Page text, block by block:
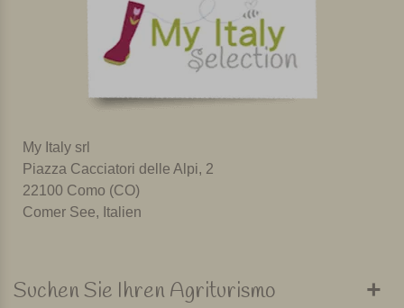
My Italy srl
Piazza Cacciatori delle Alpi, 2
22100 Como (CO)
Comer See, Italien
Suchen Sie Ihren Agriturismo